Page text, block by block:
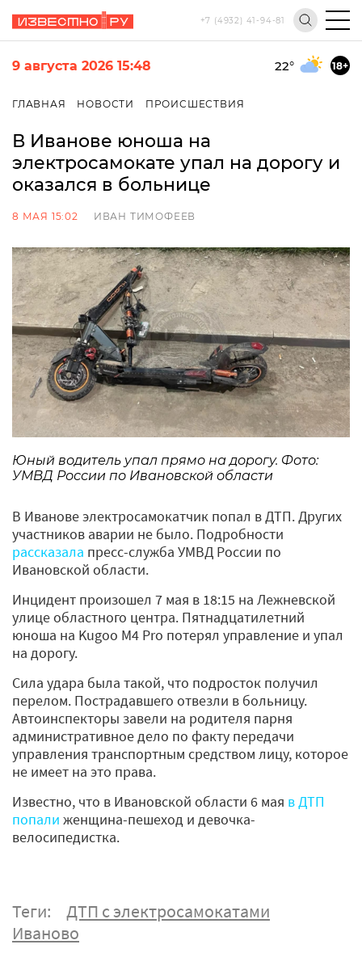
+7 (4932) 41-94-81
9 августа 2026 15:48 22° 18+
ГЛАВНАЯ НОВОСТИ ПРОИСШЕСТВИЯ
В Иванове юноша на
электросамокате упал на дорогу и
оказался в больнице
8 МАЯ 15:02 ИВАН ТИМОФЕЕВ
Юный водитель упал прямо на дорогу. Фото:
УМВД России по Ивановской области
В Иванове электросамокатчик попал в ДТП. Других
участников аварии не было. Подробности
рассказала пресс-служба УМВД России по
Ивановской области.
Инцидент произошел 7 мая в 18:15 на Лежневской
улице областного центра. Пятнадцатилетний
юноша на Kugoo M4 Pro потерял управление и упал
на дорогу.
Сила удара была такой, что подросток получил
перелом. Пострадавшего отвезли в больницу.
Автоинспекторы завели на родителя парня
административное дело по факту передачи
управления транспортным средством лицу, которое
не имеет на это права.
Известно, что в Ивановской области 6 мая в ДТП
попали женщина-пешеход и девочка-
велосипедистка.
Теги:
ДТП с электросамокатами
Иваново